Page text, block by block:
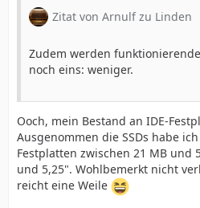
Zitat von Arnulf zu Linden
Zudem werden
noch eins: weniger.
Ooch, mein Bestand an IDE-
Ausgenommen die SSDs habe
Festplatten zwischen 21 MB und
und 5,25". Wohlbemerkt nicht
reicht eine Weile